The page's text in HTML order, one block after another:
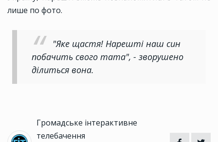
лише по фото.
"Яке щастя! Нарешті наш син
побачить свого тата", - зворушено
ділиться вона.
Громадське інтерактивне
телебачення